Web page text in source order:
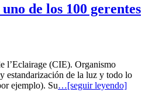
de los 100 gerentes
l’Eclairage (CIE). Organismo
estandarización de la luz y todo lo
ejemplo). Su…[seguir leyendo]